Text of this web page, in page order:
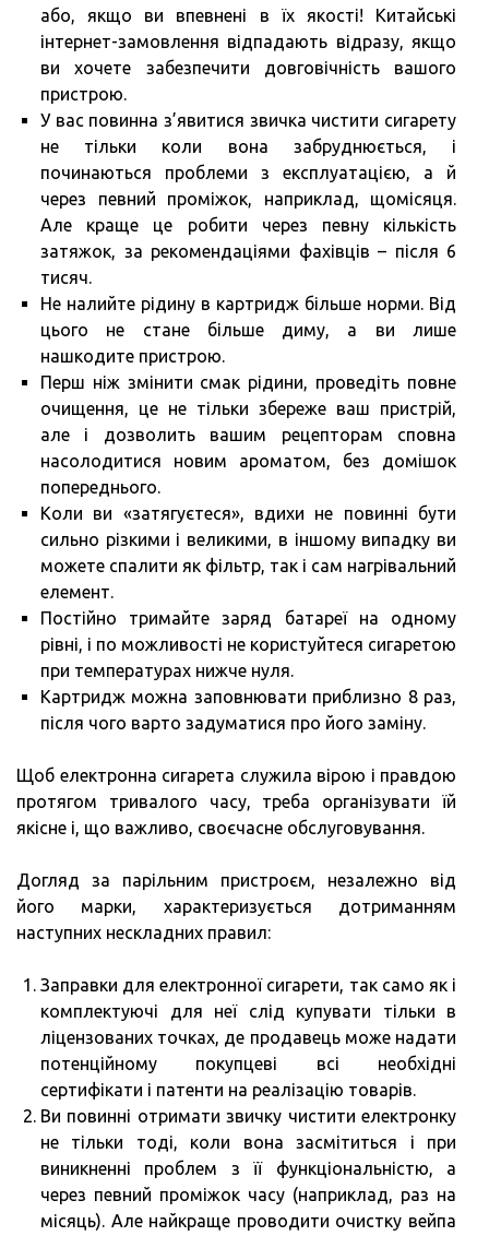
або, якщо ви впевнені в їх якості! Китайські
інтернет-замовлення відпадають відразу, якщо
ви хочете забезпечити довговічність вашого
пристрою.
У вас повинна з’явитися звичка чистити сигарету
не тільки коли вона забруднюється, і
починаються проблеми з експлуатацією, а й
через певний проміжок, наприклад, щомісяця.
Але краще це робити через певну кількість
затяжок, за рекомендаціями фахівців – після 6
тисяч.
Не налийте рідину в картридж більше норми. Від
цього не стане більше диму, а ви лише
нашкодите пристрою.
Перш ніж змінити смак рідини, проведіть повне
очищення, це не тільки збереже ваш пристрій,
але і дозволить вашим рецепторам сповна
насолодитися новим ароматом, без домішок
попереднього.
Коли ви «затягуєтеся», вдихи не повинні бути
сильно різкими і великими, в іншому випадку ви
можете спалити як фільтр, так і сам нагрівальний
елемент.
Постійно тримайте заряд батареї на одному
рівні, і по можливості не користуйтеся сигаретою
при температурах нижче нуля.
Картридж можна заповнювати приблизно 8 раз,
після чого варто задуматися про його заміну.
Щоб електронна сигарета служила вірою і правдою
протягом тривалого часу, треба організувати їй
якісне і, що важливо, своєчасне обслуговування.
Догляд за парільним пристроєм, незалежно від
його марки, характеризується дотриманням
наступних нескладних правил:
Заправки для електронної сигарети, так само як і
комплектуючі для неї слід купувати тільки в
ліцензованих точках, де продавець може надати
потенційному покупцеві всі необхідні
сертифікати і патенти на реалізацію товарів.
Ви повинні отримати звичку чистити електронку
не тільки тоді, коли вона засмітиться і при
виникненні проблем з її функціональністю, а
через певний проміжок часу (наприклад, раз на
місяць). Але найкраще проводити очистку вейпа